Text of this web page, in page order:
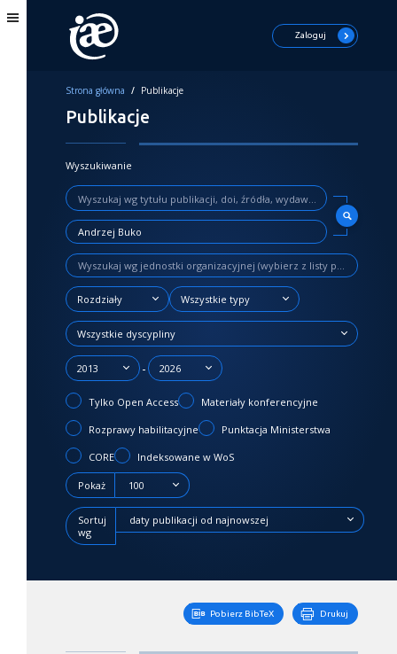
Zaloguj
Strona główna / Publikacje
Publikacje
Wyszukiwanie
Rozdziały Wszystkie typy
Wszystkie dyscypliny
2013 - 2026
Tylko Open Access Materiały konferencyjne
Rozprawy habilitacyjne Punktacja Ministerstwa
CORE Indeksowane w WoS
Pokaż 100
Sortuj
wg
daty publikacji od najnowszej
Pobierz BibTeX Drukuj